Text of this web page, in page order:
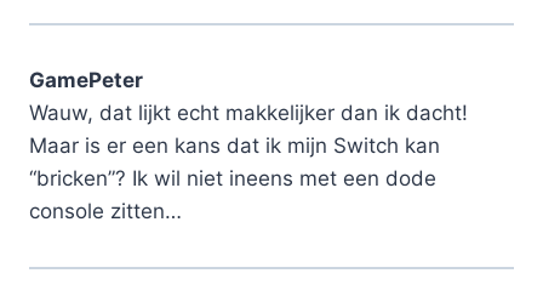
GamePeter
Wauw, dat lijkt echt makkelijker dan ik dacht!
Maar is er een kans dat ik mijn Switch kan
“bricken”? Ik wil niet ineens met een dode
console zitten…